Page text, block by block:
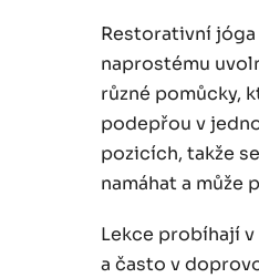
Restorativní
naprostému
různé pomůcky,
podepřou v
pozicích, takže
namáhat a může
Lekce probíhají
a často v